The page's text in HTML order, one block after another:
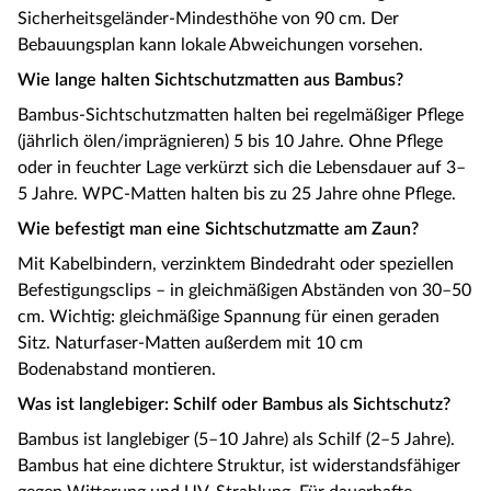
Sicherheitsgeländer-Mindesthöhe von 90 cm. Der
Bebauungsplan kann lokale Abweichungen vorsehen.
Wie lange halten Sichtschutzmatten aus Bambus?
Bambus-Sichtschutzmatten halten bei regelmäßiger Pflege
(jährlich ölen/imprägnieren) 5 bis 10 Jahre. Ohne Pflege
oder in feuchter Lage verkürzt sich die Lebensdauer auf 3–
5 Jahre. WPC-Matten halten bis zu 25 Jahre ohne Pflege.
Wie befestigt man eine Sichtschutzmatte am Zaun?
Mit Kabelbindern, verzinktem Bindedraht oder speziellen
Befestigungsclips – in gleichmäßigen Abständen von 30–50
cm. Wichtig: gleichmäßige Spannung für einen geraden
Sitz. Naturfaser-Matten außerdem mit 10 cm
Bodenabstand montieren.
Was ist langlebiger: Schilf oder Bambus als Sichtschutz?
Bambus ist langlebiger (5–10 Jahre) als Schilf (2–5 Jahre).
Bambus hat eine dichtere Struktur, ist widerstandsfähiger